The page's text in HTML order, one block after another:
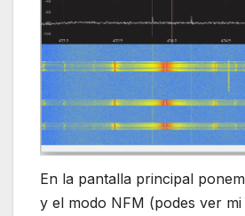
En la pantalla principal
y el modo NFM (podes ver